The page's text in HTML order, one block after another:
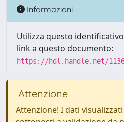
Informazioni
Utilizza questo
link a questo documento:
https://hdl.handle.net/
Attenzione
Attenzione! I dati